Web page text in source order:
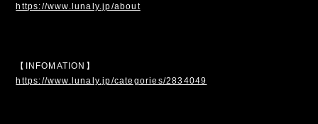
https://www.lunaly.jp/about
【INFOMATION】
https://www.lunaly.jp/categories/2834049